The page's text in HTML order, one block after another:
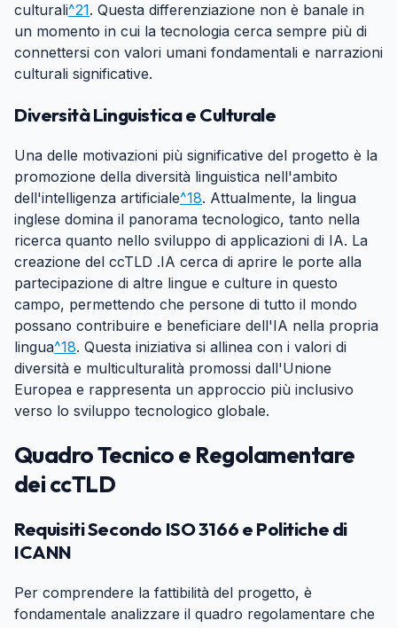
culturali^21. Questa differenziazione non è banale in
un momento in cui la tecnologia cerca sempre più di
connettersi con valori umani fondamentali e narrazioni
culturali significative.
Diversità Linguistica e Culturale
Una delle motivazioni più significative del progetto è la
promozione della diversità linguistica nell'ambito
dell'intelligenza artificiale^18. Attualmente, la lingua
inglese domina il panorama tecnologico, tanto nella
ricerca quanto nello sviluppo di applicazioni di IA. La
creazione del ccTLD .IA cerca di aprire le porte alla
partecipazione di altre lingue e culture in questo
campo, permettendo che persone di tutto il mondo
possano contribuire e beneficiare dell'IA nella propria
lingua^18. Questa iniziativa si allinea con i valori di
diversità e multiculturalità promossi dall'Unione
Europea e rappresenta un approccio più inclusivo
verso lo sviluppo tecnologico globale.
Quadro Tecnico e Regolamentare
dei ccTLD
Requisiti Secondo ISO 3166 e Politiche di
ICANN
Per comprendere la fattibilità del progetto, è
fondamentale analizzare il quadro regolamentare che